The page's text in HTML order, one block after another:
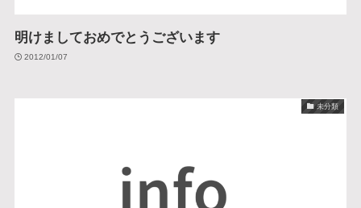
明けましておめでとうございます
2012/01/07
未分類